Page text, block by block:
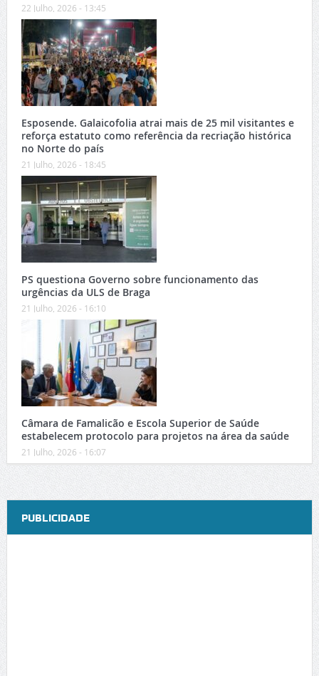
22 Julho, 2026 - 13:45
Esposende. Galaicofolia atrai mais de 25 mil visitantes e
reforça estatuto como referência da recriação histórica
no Norte do país
21 Julho, 2026 - 18:45
PS questiona Governo sobre funcionamento das
urgências da ULS de Braga
21 Julho, 2026 - 16:10
Câmara de Famalicão e Escola Superior de Saúde
estabelecem protocolo para projetos na área da saúde
21 Julho, 2026 - 16:07
PUBLICIDADE